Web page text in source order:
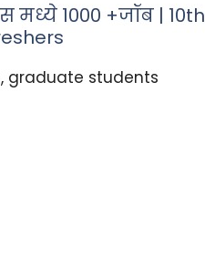
1000 +जॉब | 10th